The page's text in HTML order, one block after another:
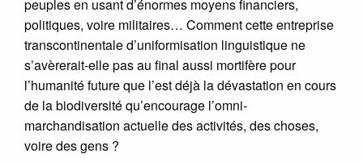
peuples en usant d’énormes moyens financiers,
politiques, voire militaires… Comment cette entreprise
transcontinentale d’uniformisation linguistique ne
s’avèrerait-elle pas au final aussi mortifère pour
l’humanité future que l’est déjà la dévastation en cours
de la biodiversité qu’encourage l’omni-
marchandisation actuelle des activités, des choses,
voire des gens ?